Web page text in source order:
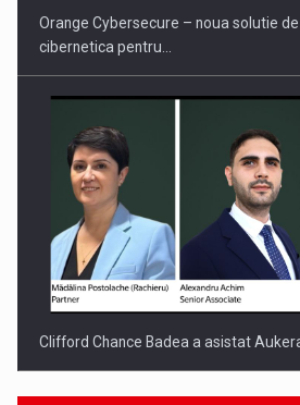
Orange Cybersecure – noua solutie
cibernetica pentru…
Clifford Chance Badea a asistat